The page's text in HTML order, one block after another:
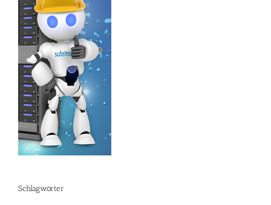
Schlagwörter